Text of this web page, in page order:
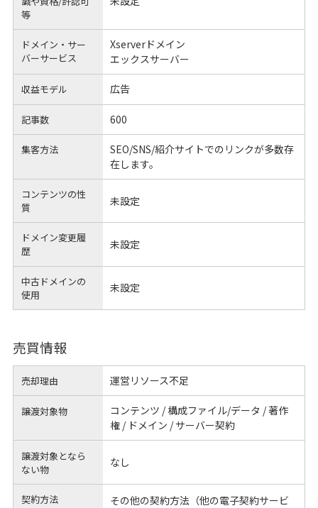
等
ドメイン・サー
バーサービス
Xserverドメイン
エックスサーバー
収益モデル 広告
記事数 600
集客方法
SEO/SNS/紹介サイトでのリンクが多数存
在します。
コンテンツの性
質
未設定
ドメイン変更履
歴
未設定
中古ドメインの
使用
未設定
売買情報
売却理由 運営リソース不足
譲渡対象物
コンテンツ / 構成ファイル/データ / 著作
権 / ドメイン / サーバー契約
譲渡対象となら
ない物
なし
契約方法
その他の契約方法（他の電子契約サービ